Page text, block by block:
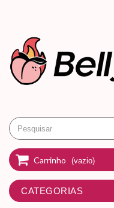
Carrinho (vazio)
CATEGORIAS